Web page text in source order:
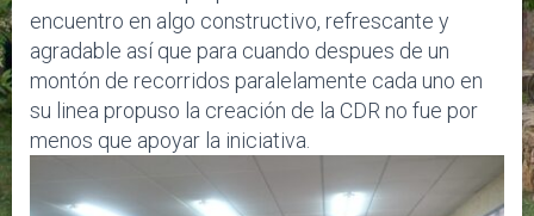
encuentro en algo constructivo, refrescante y
agradable así que para cuando despues de un
montón de recorridos paralelamente cada uno en
su linea propuso la creación de la CDR no fue por
menos que apoyar la iniciativa.